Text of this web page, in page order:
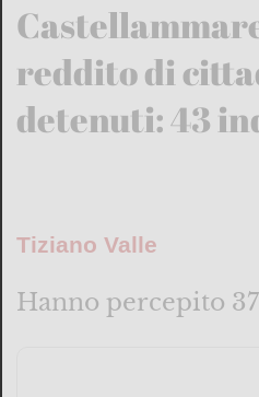
reddito di
detenuti: 43
Tiziano Valle
Hanno percepito